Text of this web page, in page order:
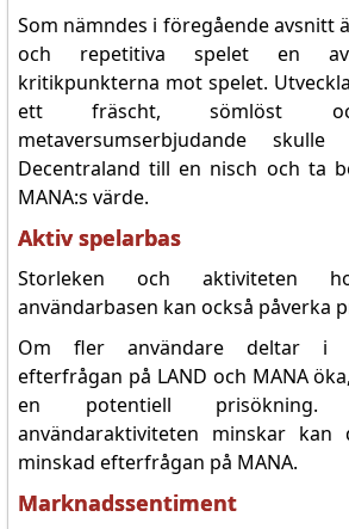
Som nämndes i föregående avsnitt
och repetitiva spelet en
kritikpunkterna mot spelet.
ett fräscht, sömlöst
metaversumserbjudande
Decentraland till en nisch och ta
MANA:s värde.
Aktiv spelarbas
Storleken och aktiviteten
användarbasen kan också påverka
Om fler användare deltar i
efterfrågan på LAND och MANA
en potentiell prisökning.
användaraktiviteten minskar
minskad efterfrågan på MANA.
Marknadssentiment